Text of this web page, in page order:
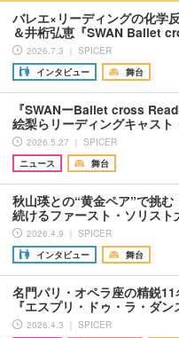
バレエ×リーディングの化学
＆井桁弘恵『SWAN Ballet
2026.7.3 ｜ SPICER
インタビュー
舞台
『SWANーBallet cross
絵梨らリーディングキャス
2026.5.27 ｜ SPICER
ニュース
舞台
秋山瑛との“黄金ペア”で挑
続けるファースト・ソリス
2026.4.9 ｜ SPICER
インタビュー
舞台
名門パリ・オペラ座の精鋭
『エスプリ・ドゥ・ラ・ダ
2026.4.3 ｜ SPICER